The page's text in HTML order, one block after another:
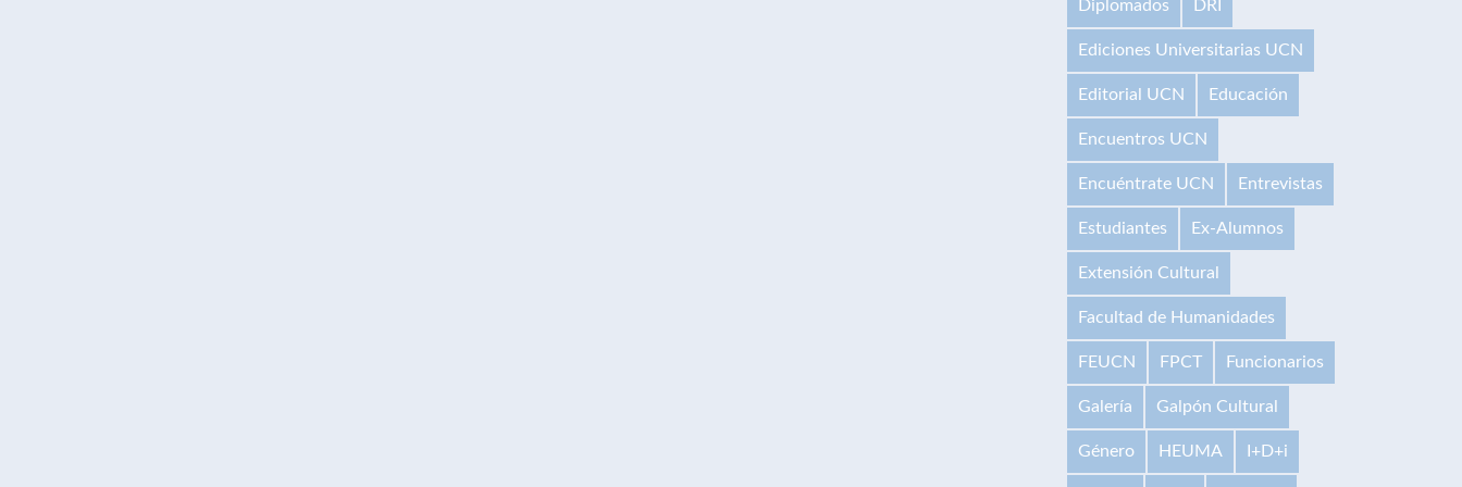
Diplomados DRI
Ediciones Universitarias UCN
Editorial UCN Educación
Encuentros UCN
Encuéntrate UCN Entrevistas
Estudiantes Ex-Alumnos
Extensión Cultural
Facultad de Humanidades
FEUCN FPCT Funcionarios
Galería Galpón Cultural
Género HEUMA I+D+i